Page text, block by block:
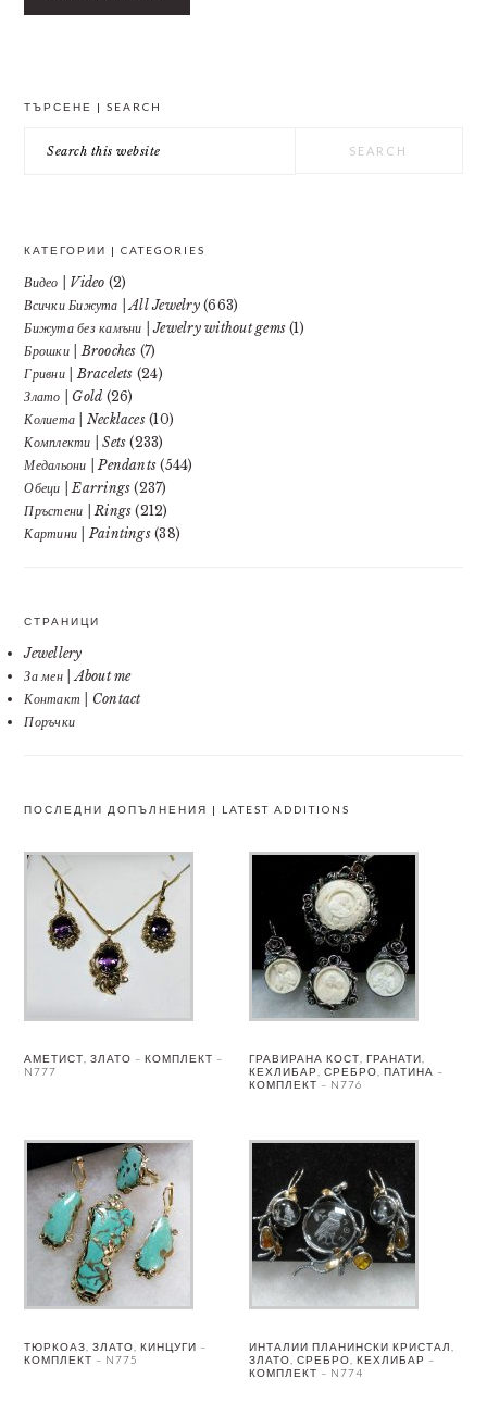
ТЪРСЕНЕ | SEARCH
this
КАТЕГОРИИ | CATEGORIES
Видео | Video (2)
Всички Бижута | All Jewelry(663)
Бижута без камъни | Jewelry without gems (1)
Брошки | Brooches (7)
Гривни | Bracelets (24)
Злато | Gold (26)
Колиета | Necklaces(10)
Комплекти | Sets (233)
Медальони | Pendants (544)
Обеци | Earrings (237)
Пръстени | Rings (212)
Картини | Paintings(38)
СТРАНИЦИ
Jewellery
За мен | About me
Контакт | Contact
Поръчки
ПОСЛЕДНИ ДОПЪЛНЕНИЯ | LATEST ADDITIONS
АМЕТИСТ, ЗЛАТО – КОМПЛЕКТ –
N777
ГРАВИРАНА КОСТ, ГРАНАТИ,
КЕХЛИБАР, СРЕБРО, ПАТИНА –
КОМПЛЕКТ – N776
ТЮРКОАЗ, ЗЛАТО, КИНЦУГИ –
КОМПЛЕКТ – N775
ИНТАЛИИ ПЛАНИНСКИ КРИСТАЛ,
ЗЛАТО, СРЕБРО, КЕХЛИБАР –
КОМПЛЕКТ – N774